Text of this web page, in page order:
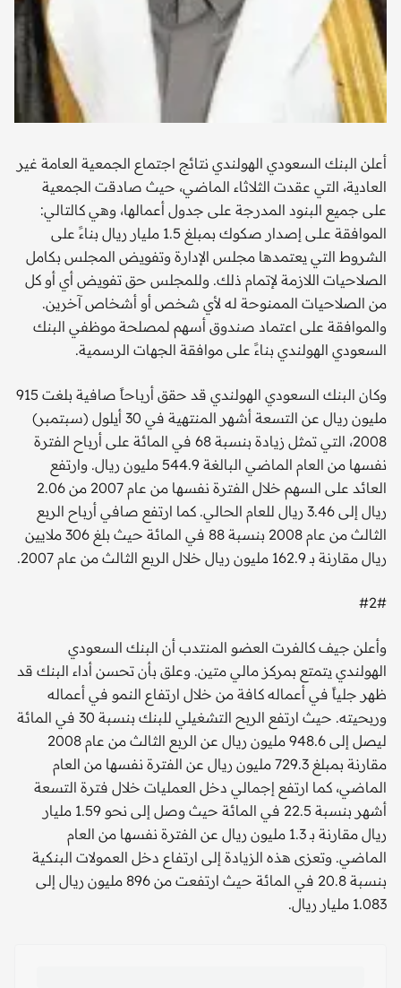
أعلن البنك السعودي الهولندي نتائج اجتماع الجمعية العامة غير
العادية، التي عقدت الثلاثاء الماضي، حيث صادقت الجمعية
على جميع البنود المدرجة على جدول أعمالها، وهي كالتالي:
الموافقة عـلـى إصدار صكوك بمبلغ 1.5 مليار ريال بناءً على
الشروط التي يعتمدها مجلس الإدارة وتفويض المجلس بكامل
الصلاحيات اللازمة لإتمام ذلك. وللمجلس حق تفويض أي أو كل
من الصلاحيات الممنوحة له لأي شخص أو أشخاص آخرين.
والموافقة على اعتماد صندوق أسهم لمصلحة موظفي البنك
السعودي الهولندي بناءً على موافقة الجهات الرسمية.
وكان البنك السعودي الهولندي قد حقق أرباحاً صافية بلغت 915
مليون ريال عن التسعة أشهر المنتهية في 30 أيلول (سبتمبر)
2008، التي تمثل زيادة بنسبة 68 في المائة على أرباح الفترة
نفسها من العام الماضي البالغة 544.9 مليون ريال. وارتفع
العائد على السهم خلال الفترة نفسها من عام 2007 من 2.06
ريال إلى 3.46 ريال للعام الحالي. كما ارتفع صافي أرباح الربع
الثالث من عام 2008 بنسبة 88 في المائة حيث بلغ 306 ملايين
ريال مقارنة بـ 162.9 مليون ريال خلال الربع الثالث من عام 2007.
#2#
وأعلن جيف كالفرت العضو المنتدب أن البنك السعودي
الهولندي يتمتع بمركز مالي متين. وعلق بأن تحسن أداء البنك قد
ظهر جلياً في أعماله كافة من خلال ارتفاع النمو في أعماله
وربحيته. حيث ارتفع الربح التشغيلي للبنك بنسبة 30 في المائة
ليصل إلى 948.6 مليون ريال عن الربع الثالث من عام 2008
مقارنة بمبلغ 729.3 مليون ريال عن الفترة نفسها من العام
الماضي، كما ارتفع إجمالي دخل العمليات خلال فترة التسعة
أشهر بنسبة 22.5 في المائة حيث وصل إلى نحو 1.59 مليار
ريال مقارنة بـ 1.3 مليون ريال عن الفترة نفسها من العام
الماضي. وتعزى هذه الزيادة إلى ارتفاع دخل العمولات البنكية
بنسبة 20.8 في المائة حيث ارتفعت من 896 مليون ريال إلى
1.083 مليار ريال.